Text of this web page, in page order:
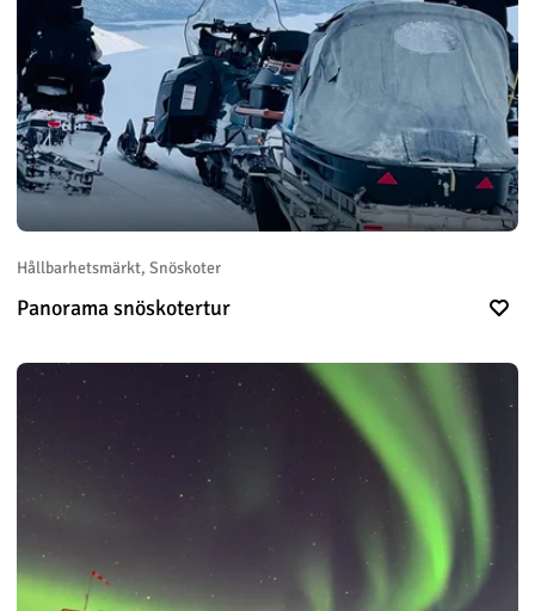
Hållbarhetsmärkt, Snöskoter
Panorama snöskotertur